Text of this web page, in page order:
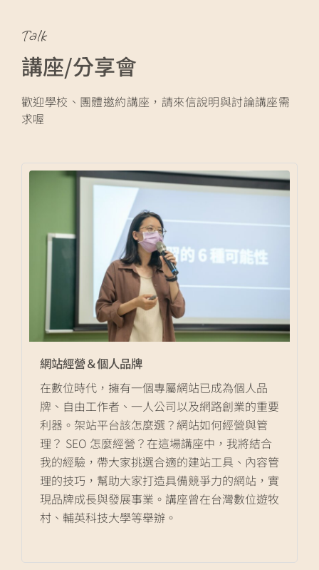
Talk
講座/分享會
歡迎學校、團體邀約講座，請來信說明與討論講座需
求喔
網站經營＆個人品牌
在數位時代，擁有一個專屬網站已成為個人品
牌、自由工作者、一人公司以及網路創業的重要
利器。架站平台該怎麼選？網站如何經營與管
理？ SEO 怎麼經營？在這場講座中，我將結合
我的經驗，帶大家挑選合適的建站工具、內容管
理的技巧，幫助大家打造具備競爭力的網站，實
現品牌成長與發展事業。講座曾在台灣數位遊牧
村、輔英科技大學等舉辦。